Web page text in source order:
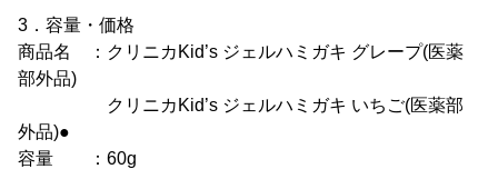
3．容量・価格
商品名 ：クリニカKid’s ジェルハミガキ グレープ(医薬
部外品)
クリニカKid’s ジェルハミガキ いちご(医薬部
外品)●
容量 ：60g